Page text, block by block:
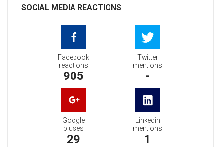
SOCIAL MEDIA REACTIONS
Facebook
reactions
905
Twitter
mentions
-
Google
pluses
29
Linkedin
mentions
1